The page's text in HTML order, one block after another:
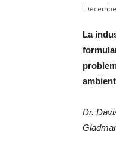
La
Dr.